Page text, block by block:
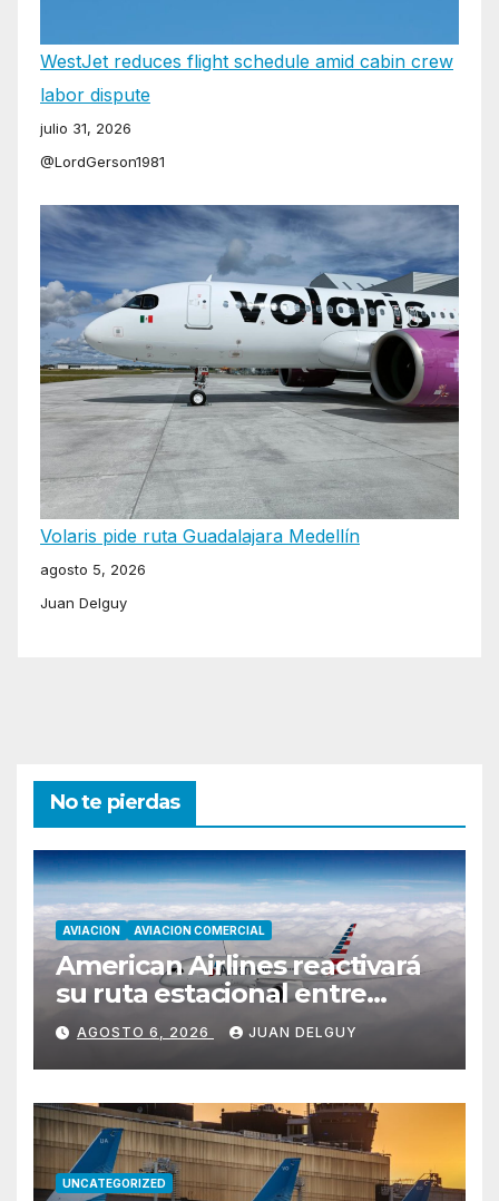
WestJet reduces flight schedule amid cabin crew
labor dispute
julio 31, 2026
@LordGerson1981
Volaris pide ruta Guadalajara Medellín
agosto 5, 2026
Juan Delguy
No te pierdas
AVIACION AVIACION COMERCIAL
American Airlines reactivará
su ruta estacional entre
Miami y Montevideo con
vuelos diarios
AGOSTO 6, 2026 JUAN DELGUY
UNCATEGORIZED